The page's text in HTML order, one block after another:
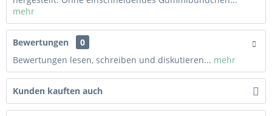
mehr
Bewertungen
0
Bewertungen lesen, schreiben und diskutieren... mehr
Kunden kauften auch